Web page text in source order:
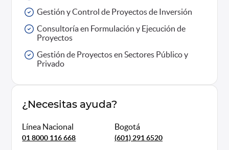
Gestión y Control de Proyectos de Inversión
Consultoría en Formulación y Ejecución de
Proyectos
Gestión de Proyectos en Sectores Público y
Privado
¿Necesitas ayuda?
Línea Nacional
01 8000 116 668
Bogotá
(601) 291 6520